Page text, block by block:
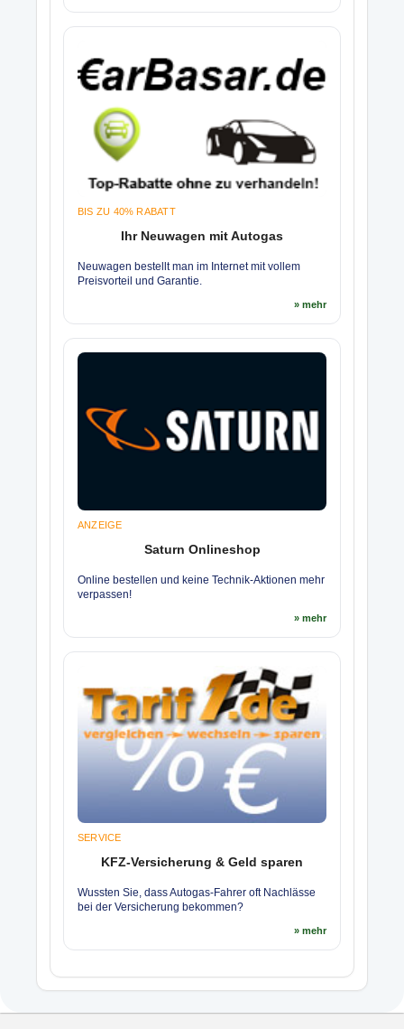
BIS ZU 40% RABATT
Ihr Neuwagen mit Autogas
Neuwagen bestellt man im Internet mit vollem
Preisvorteil und Garantie.
» mehr
ANZEIGE
Saturn Onlineshop
Online bestellen und keine Technik-Aktionen mehr
verpassen!
» mehr
SERVICE
KFZ-Versicherung & Geld sparen
Wussten Sie, dass Autogas-Fahrer oft Nachlässe
bei der Versicherung bekommen?
» mehr